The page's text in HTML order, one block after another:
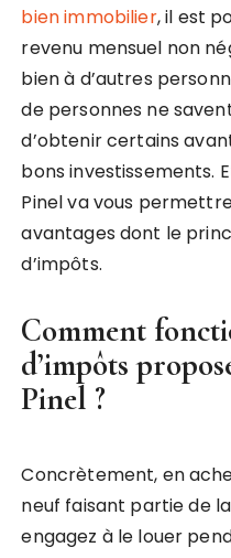
bien immobilier, il est
revenu mensuel non
bien à d’autres
de personnes ne
d’obtenir certains
bons investissements.
Pinel va vous
avantages dont le
d’impôts.
Comment
d’impôts
Pinel ?
Concrètement, en
neuf faisant partie de la
engagez à le louer